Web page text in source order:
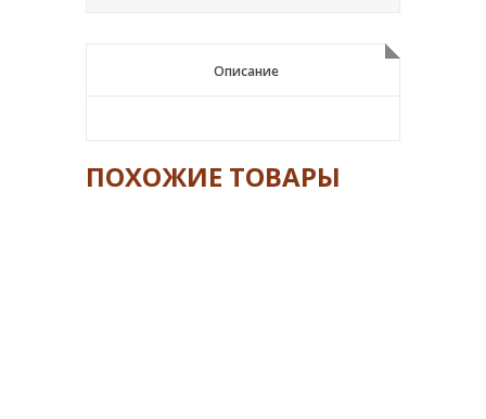
Описание
Описание
ПОХОЖИЕ ТОВАРЫ